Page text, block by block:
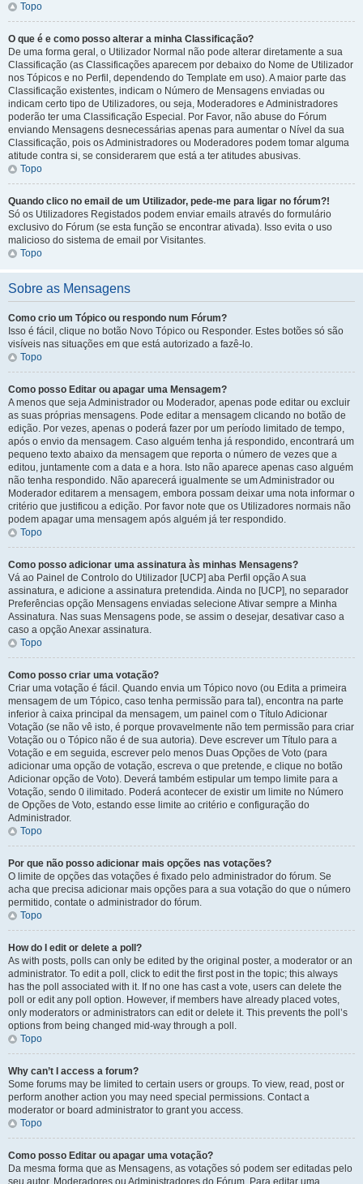
Topo
O que é e como posso alterar a minha Classificação?
De uma forma geral, o Utilizador Normal não pode alterar diretamente a sua
Classificação (as Classificações aparecem por debaixo do Nome de Utilizador
nos Tópicos e no Perfil, dependendo do Template em uso). A maior parte das
Classificação existentes, indicam o Número de Mensagens enviadas ou
indicam certo tipo de Utilizadores, ou seja, Moderadores e Administradores
poderão ter uma Classificação Especial. Por Favor, não abuse do Fórum
enviando Mensagens desnecessárias apenas para aumentar o Nível da sua
Classificação, pois os Administradores ou Moderadores podem tomar alguma
atitude contra si, se considerarem que está a ter atitudes abusivas.
Topo
Quando clico no email de um Utilizador, pede-me para ligar no fórum?!
Só os Utilizadores Registados podem enviar emails através do formulário
exclusivo do Fórum (se esta função se encontrar ativada). Isso evita o uso
malicioso do sistema de email por Visitantes.
Topo
Sobre as Mensagens
Como crio um Tópico ou respondo num Fórum?
Isso é fácil, clique no botão Novo Tópico ou Responder. Estes botões só são
visíveis nas situações em que está autorizado a fazê-lo.
Topo
Como posso Editar ou apagar uma Mensagem?
A menos que seja Administrador ou Moderador, apenas pode editar ou excluir
as suas próprias mensagens. Pode editar a mensagem clicando no botão de
edição. Por vezes, apenas o poderá fazer por um período limitado de tempo,
após o envio da mensagem. Caso alguém tenha já respondido, encontrará um
pequeno texto abaixo da mensagem que reporta o número de vezes que a
editou, juntamente com a data e a hora. Isto não aparece apenas caso alguém
não tenha respondido. Não aparecerá igualmente se um Administrador ou
Moderador editarem a mensagem, embora possam deixar uma nota informar o
critério que justificou a edição. Por favor note que os Utilizadores normais não
podem apagar uma mensagem após alguém já ter respondido.
Topo
Como posso adicionar uma assinatura às minhas Mensagens?
Vá ao Painel de Controlo do Utilizador [UCP] aba Perfil opção A sua
assinatura, e adicione a assinatura pretendida. Ainda no [UCP], no separador
Preferências opção Mensagens enviadas selecione Ativar sempre a Minha
Assinatura. Nas suas Mensagens pode, se assim o desejar, desativar caso a
caso a opção Anexar assinatura.
Topo
Como posso criar uma votação?
Criar uma votação é fácil. Quando envia um Tópico novo (ou Edita a primeira
mensagem de um Tópico, caso tenha permissão para tal), encontra na parte
inferior à caixa principal da mensagem, um painel com o Título Adicionar
Votação (se não vê isto, é porque provavelmente não tem permissão para criar
Votação ou o Tópico não é de sua autoria). Deve escrever um Título para a
Votação e em seguida, escrever pelo menos Duas Opções de Voto (para
adicionar uma opção de votação, escreva o que pretende, e clique no botão
Adicionar opção de Voto). Deverá também estipular um tempo limite para a
Votação, sendo 0 ilimitado. Poderá acontecer de existir um limite no Número
de Opções de Voto, estando esse limite ao critério e configuração do
Administrador.
Topo
Por que não posso adicionar mais opções nas votações?
O limite de opções das votações é fixado pelo administrador do fórum. Se
acha que precisa adicionar mais opções para a sua votação do que o número
permitido, contate o administrador do fórum.
Topo
How do I edit or delete a poll?
As with posts, polls can only be edited by the original poster, a moderator or an
administrator. To edit a poll, click to edit the first post in the topic; this always
has the poll associated with it. If no one has cast a vote, users can delete the
poll or edit any poll option. However, if members have already placed votes,
only moderators or administrators can edit or delete it. This prevents the poll’s
options from being changed mid-way through a poll.
Topo
Why can’t I access a forum?
Some forums may be limited to certain users or groups. To view, read, post or
perform another action you may need special permissions. Contact a
moderator or board administrator to grant you access.
Topo
Como posso Editar ou apagar uma votação?
Da mesma forma que as Mensagens, as votações só podem ser editadas pelo
seu autor, Moderadores ou Administradores do Fórum. Para editar uma